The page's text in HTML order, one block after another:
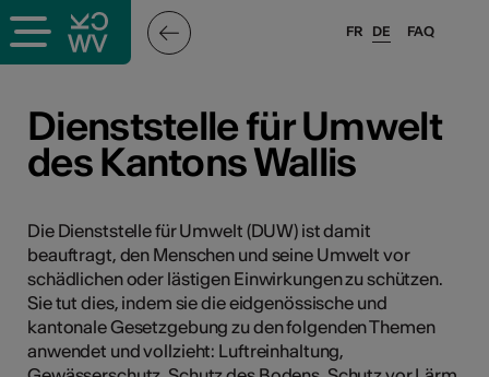
FAQ
FR DE
Dienststelle für Umwelt
des Kantons Wallis
Die Dienststelle für Umwelt (DUW) ist damit
beauftragt, den Menschen und seine Umwelt vor
schädlichen oder lästigen Einwirkungen zu schützen.
Sie tut dies, indem sie die eidgenössische und
kantonale Gesetzgebung zu den folgenden Themen
anwendet und vollzieht: Luftreinhaltung,